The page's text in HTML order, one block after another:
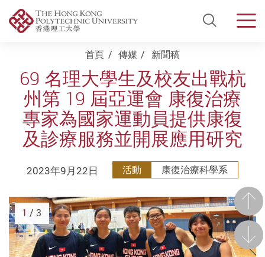
Open
Start main content首頁 傳媒 新聞稿
69 名理大學生及校友出戰杭
州第 19 屆亞運會 康復治療
專家為國家運動員提供康復
及診療服務並開展應用研究
2023年9月22日 活動 康復治療科學系
前
後一
1 / 3